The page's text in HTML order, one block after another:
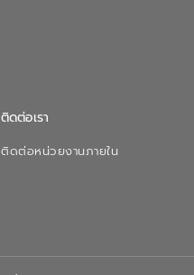
ติดต่อเรา
ติดต่อหน่วยงานภายใน